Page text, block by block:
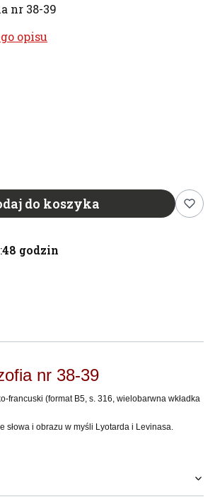
nr 38-39
opisu
do koszyka
48 godzin
nr 38-39
francuski (format B5, s. 316, wielobarwna wkładka
słowa i obrazu w myśli Lyotarda i Levinasa.